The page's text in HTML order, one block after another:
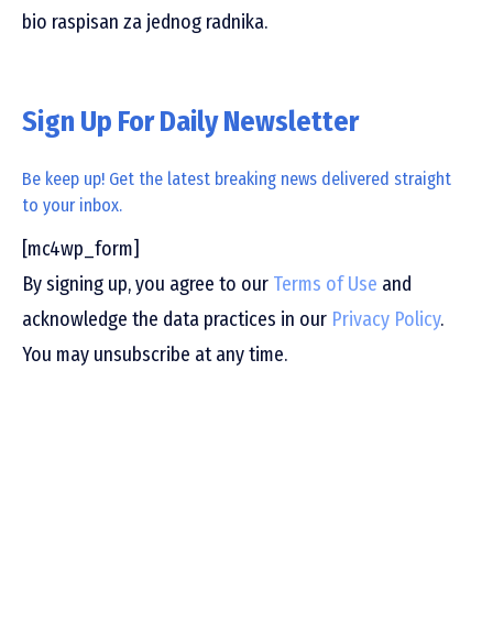
bio raspisan za jednog radnika.
Sign Up For Daily Newsletter
Be keep up! Get the latest breaking news delivered straight
to your inbox.
[mc4wp_form]
By signing up, you agree to our Terms of Use and
acknowledge the data practices in our Privacy Policy.
You may unsubscribe at any time.